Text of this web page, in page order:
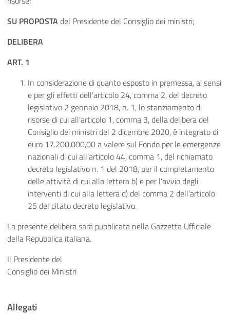
SU PROPOSTAdel Presidente del Consiglio dei ministri;
DELIBERA
ART. 1
In considerazione di quanto esposto in premessa, ai sensi
e per gli effetti dell’articolo 24, comma 2, del decreto
legislativo 2 gennaio 2018, n. 1, lo stanziamento di
risorse di cui all’articolo 1, comma 3, della delibera del
Consiglio dei ministri del 2 dicembre 2020, è integrato di
euro 17.200.000,00 a valere sul Fondo per le emergenze
nazionali di cui all’articolo 44, comma 1, del richiamato
decreto legislativo n. 1 del 2018, per il completamento
delle attività di cui alla lettera b) e per l’avvio degli
interventi di cui alla lettera d) del comma 2 dell’articolo
25 del citato decreto legislativo.
La presente delibera sarà pubblicata nella Gazzetta Ufficiale
della Repubblica italiana.
Il Presidente del
Consiglio dei Ministri
Allegati